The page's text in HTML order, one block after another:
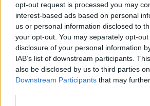
opt-out request is processed you may
interest-based ads based on personal
us or personal information disclosed to
your opt-out. You may separately opt-
disclosure of your personal information
IAB’s list of downstream participants.
also be disclosed by us to third parties
Downstream Participants that may
να χρησιμοποιήσουμε το
σε άλλη συνταγή.
Διαβάστε επίσης
Τα 10 καλύτερα τυριά για τα